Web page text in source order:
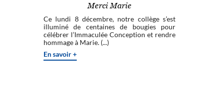
Merci Marie
Ce lundi 8 décembre, notre collège s’est
illuminé de centaines de bougies pour
célébrer l’Immaculée Conception et rendre
hommage à Marie. (...)
En savoir +